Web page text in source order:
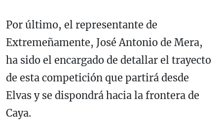
Por último, el representante de
Extremeñamente, José Antonio de Mera,
ha sido el encargado de detallar el trayecto
de esta competición que partirá desde
Elvas y se dispondrá hacia la frontera de
Caya.